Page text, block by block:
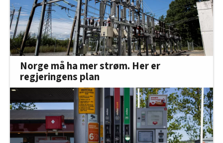
Norge må ha mer strøm. Her er
regjeringens plan